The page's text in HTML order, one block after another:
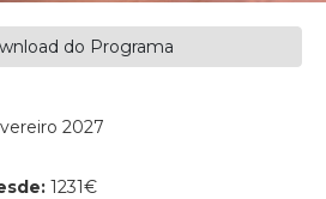
do Programa
2027
1231€